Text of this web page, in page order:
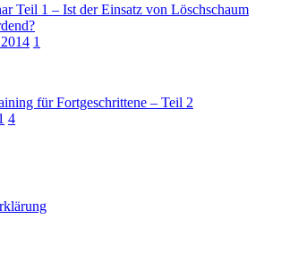
Teil 1 – Ist der Einsatz von Löschschaum
1
für Fortgeschrittene – Teil 2
4